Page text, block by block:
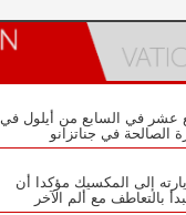
عشر في السابع من أيلول في
الصالحة في جناتزانو
إلى المكسيك مؤكدا أن
بالتعاطف مع ألم الآخر